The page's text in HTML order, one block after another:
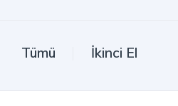
Tümü İkinci El